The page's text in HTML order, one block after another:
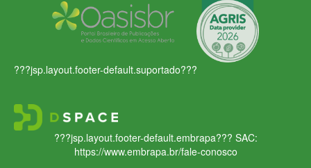
???jsp.layout.footer-default.suportado???
???jsp.layout.footer-default.embrapa??? SAC:
https://www.embrapa.br/fale-conosco